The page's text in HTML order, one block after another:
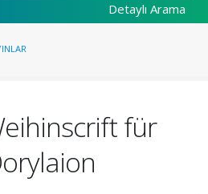
Detaylı Arama
für